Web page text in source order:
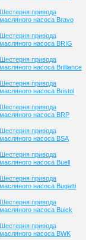
Шестерня привода
масляного насоса Bravo
Шестерня привода
масляного насоса BRIG
Шестерня привода
масляного насоса Brilliance
Шестерня привода
масляного насоса Bristol
Шестерня привода
масляного насоса BRP
Шестерня привода
масляного насоса BSA
Шестерня привода
масляного насоса Buell
Шестерня привода
масляного насоса Bugatti
Шестерня привода
масляного насоса Buick
Шестерня привода
масляного насоса BWK